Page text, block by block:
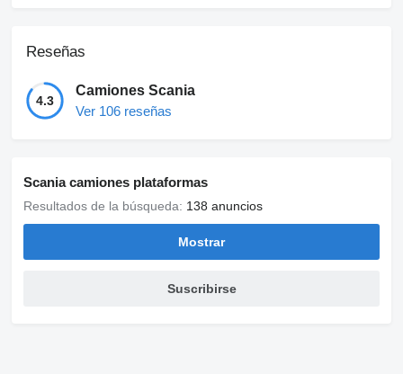
Reseñas
4.3
Camiones Scania
Ver 106 reseñas
Scania camiones plataformas
Resultados de la búsqueda: 138 anuncios
Mostrar
Suscribirse